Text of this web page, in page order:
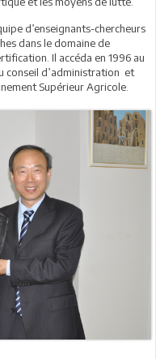
d’enseignants-chercheurs
dans le domaine de
Il accéda en 1996 au
conseil d’administration et
Supérieur Agricole.